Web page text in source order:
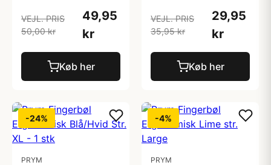
VEJL. PRIS
50,00 kr
49,95
kr
Køb her
VEJL. PRIS
35,95 kr
29,95
kr
Køb her
-24%
PRYM
-4%
PRYM